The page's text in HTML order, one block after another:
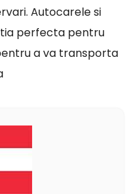
Autocarele si
perfecta pentru
a va transporta